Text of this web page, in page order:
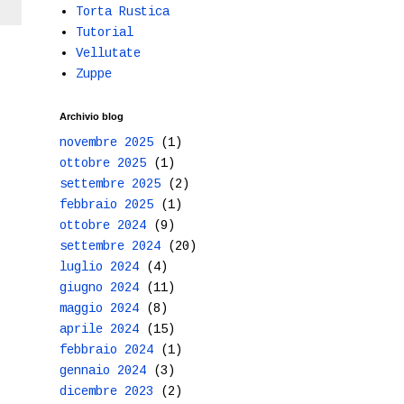
Torta Rustica
Tutorial
Vellutate
Zuppe
Archivio blog
novembre 2025 (1)
ottobre 2025 (1)
settembre 2025 (2)
febbraio 2025 (1)
ottobre 2024 (9)
settembre 2024 (20)
luglio 2024 (4)
giugno 2024 (11)
maggio 2024 (8)
aprile 2024 (15)
febbraio 2024 (1)
gennaio 2024 (3)
dicembre 2023 (2)